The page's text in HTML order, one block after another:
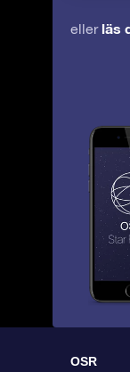
eller läs
OSR